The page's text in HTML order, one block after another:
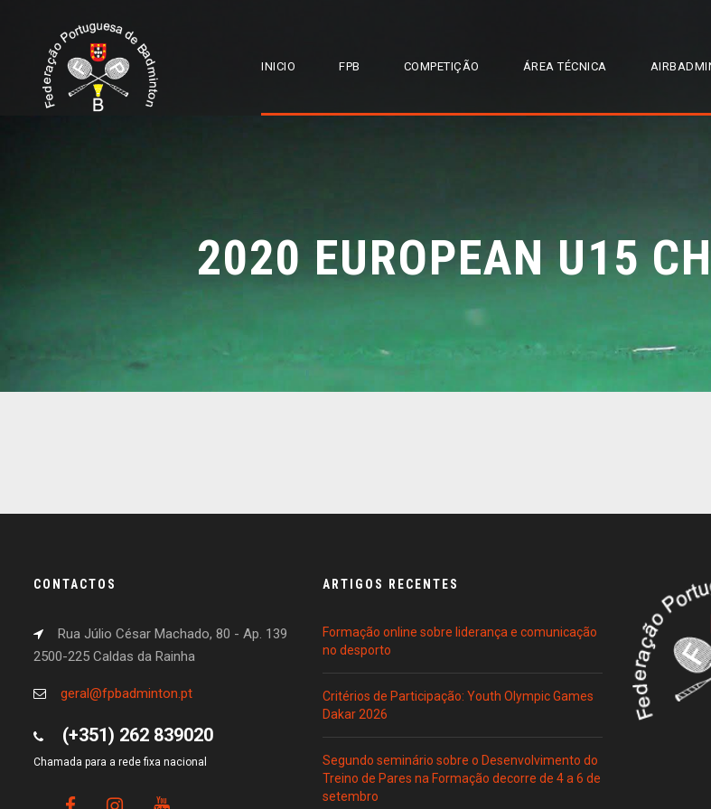
INICIO FPB COMPETIÇÃO ÁREA TÉCNICA
2020 EUROPEAN U15
CONTACTOS
Rua Júlio César Machado, 80 - Ap. 139
2500-225 Caldas da Rainha
geral@fpbadminton.pt
(+351) 262 839020
Chamada para a rede fixa nacional
ARTIGOS RECENTES
Formação online sobre liderança e comunicação
no desporto
Critérios de Participação: Youth Olympic Games
Dakar 2026
Segundo seminário sobre o Desenvolvimento do
Treino de Pares na Formação decorre de 4 a 6 de
setembro